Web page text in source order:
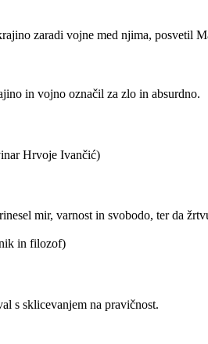
zaradi vojne med njima, posvetil
in vojno označil za zlo in absurdno.
Hrvoje Ivančić)
mir, varnost in svobodo, ter da
in filozof)
s sklicevanjem na pravičnost.